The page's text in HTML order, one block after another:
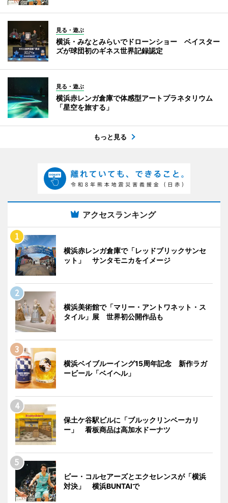
見る・遊ぶ
横浜・みなとみらいでドローンショー ベイスター
ズが球団初のギネス世界記録認定
見る・遊ぶ
横浜赤レンガ倉庫で体感型アートプラネタリウム
「星空を旅する」
もっと見る
アクセスランキング
横浜赤レンガ倉庫で「レッドブリックサンセ
ット」 サンタモニカをイメージ
横浜美術館で「マリー・アントワネット・ス
タイル」展 世界初公開作品も
横浜ベイブルーイング15周年記念 新作ラガ
ービール「ベイヘル」
保土ケ谷駅ビルに「ブルックリンベーカリ
ー」 看板商品は高加水ドーナツ
ビー・コルセアーズとエクセレンスが「横浜
対決」 横浜BUNTAIで